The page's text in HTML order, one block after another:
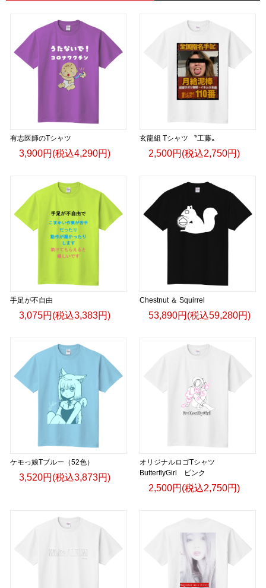
有志医師のTシャツ
3,900円(税込4,290円)
玄龍組 Tシャツ 〝工藤〟
2,500円(税込2,750円)
手足が不自由
3,075円(税込3,383円)
Chestnut ＆ Squirrel
53,890円(税込59,280円)
ケモっ娘Tブルー（52色）
3,520円(税込3,873円)
オリジナルロゴTシャツ
ButterflyGirl ピンク
2,500円(税込2,750円)